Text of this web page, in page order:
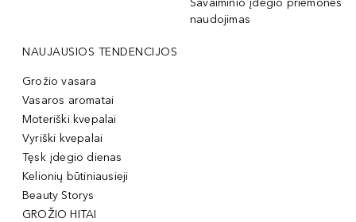
Savaiminio įdegio priemonės
naudojimas
NAUJAUSIOS TENDENCIJOS
Grožio vasara
Vasaros aromatai
Moteriški kvepalai
Vyriški kvepalai
Tęsk įdegio dienas
Kelionių būtiniausieji
Beauty Storys
GROŽIO HITAI